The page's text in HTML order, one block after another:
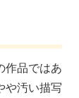
作品ではあ
や汚い描写